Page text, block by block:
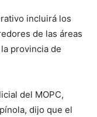
incluirá los
de las áreas
provincia de
del MOPC,
dijo que el